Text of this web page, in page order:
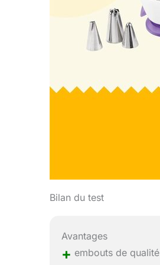
Bilan du test
Avantages
+ embouts de qualité